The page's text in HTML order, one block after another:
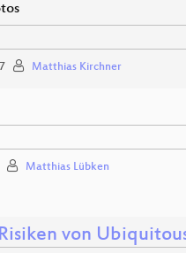
Matthias Kirchner
Matthias Lübken
von